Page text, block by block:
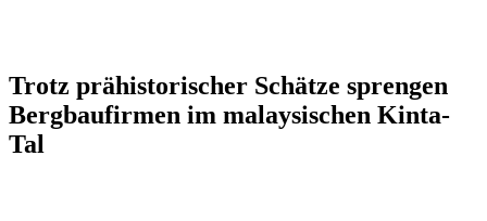
Trotz prähistorischer Schätze sprengen
Bergbaufirmen im malaysischen Kinta-
Tal